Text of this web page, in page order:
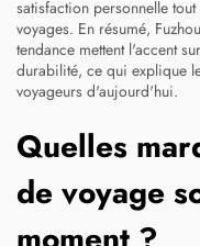
satisfaction personnelle
voyages. En résumé,
tendance mettent l'accent
durabilité, ce qui explique
voyageurs d'aujourd'hui.
Quelles
de voyage